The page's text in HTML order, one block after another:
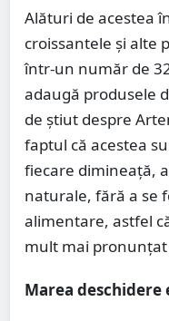
Alături de acestea
croissantele și alte
într-un număr de
adaugă produsele
de știut despre
faptul că acestea
fiecare dimineață,
naturale, fără a se
alimentare, astfel
mult mai pronunțat
Marea deschidere